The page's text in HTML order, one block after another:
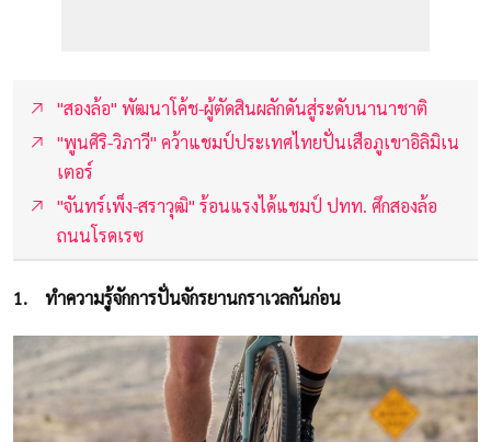
"สองล้อ" พัฒนาโค้ช-ผู้ตัดสินผลักดันสู่ระดับนานาชาติ
"พูนศิริ-วิภาวี" คว้าแชมป์ประเทศไทยปั่นเสือภูเขาอิลิมิเน
เตอร์
"จันทร์เพ็ง-สราวุฒิ" ร้อนแรงได้แชมป์ ปทท. ศึกสองล้อ
ถนนโรดเรซ
1. ทำความรู้จักการปั่นจักรยานกราเวลกันก่อน